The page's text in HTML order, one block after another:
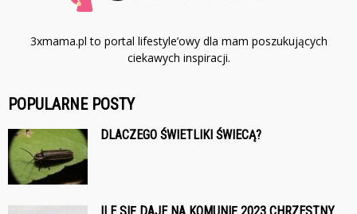
3xmama.pl to portal lifestyle’owy dla mam poszukujących
ciekawych inspiracji.
POPULARNE POSTY
DLACZEGO ŚWIETLIKI ŚWIECĄ?